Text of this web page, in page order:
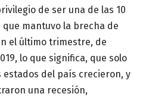
de ser una de las 10
mantuvo la brecha de
el último trimestre, de
lo que significa, que solo
del país crecieron, y
una recesión,